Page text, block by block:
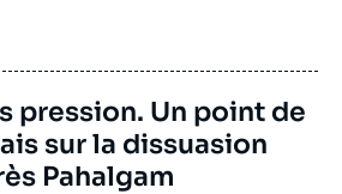
pression. Un point de
sur la dissuasion
Pahalgam